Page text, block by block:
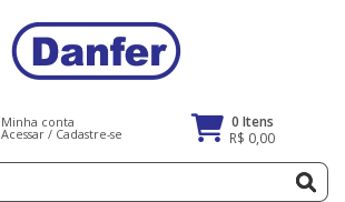
Minha conta
Acessar / Cadastre-se
0 Itens
R$ 0,00